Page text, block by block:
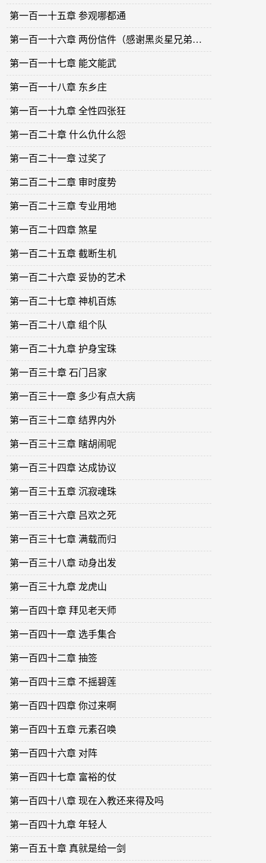
第一百一十五章 参观哪都通
第一百一十六章 两份信件（感谢黑炎星兄弟加更一章）
第一百一十七章 能文能武
第一百一十八章 东乡庄
第一百一十九章 全性四张狂
第一百二十章 什么仇什么怨
第一百二十一章 过奖了
第二百二十二章 审时度势
第一百二十三章 专业用地
第一百二十四章 煞星
第一百二十五章 截断生机
第一百二十六章 妥协的艺术
第一百二十七章 神机百炼
第一百二十八章 组个队
第一百二十九章 护身宝珠
第一百三十章 石门吕家
第一百三十一章 多少有点大病
第一百三十二章 结界内外
第一百三十三章 瞎胡闹呢
第一百三十四章 达成协议
第一百三十五章 沉寂魂珠
第一百三十六章 吕欢之死
第一百三十七章 满载而归
第一百三十八章 动身出发
第一百三十九章 龙虎山
第一百四十章 拜见老天师
第一百四十一章 选手集合
第一百四十二章 抽签
第一百四十三章 不摇碧莲
第一百四十四章 你过来啊
第一百四十五章 元素召唤
第一百四十六章 对阵
第一百四十七章 富裕的仗
第一百四十八章 现在入教还来得及吗
第一百四十九章 年轻人
第一百五十章 真就是给一剑